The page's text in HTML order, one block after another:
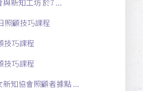
新知工坊 於7 ...
照顧技巧課程
技巧課程
技巧課程
新知協會照顧者據點 ...